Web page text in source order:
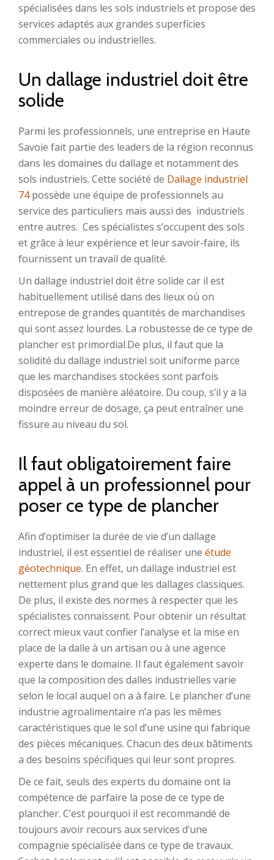
spécialisées dans les sols industriels et propose des
services adaptés aux grandes superficies
commerciales ou industrielles.
Un dallage industriel doit être
solide
Parmi les professionnels, une entreprise en Haute
Savoie fait partie des leaders de la région reconnus
dans les domaines du dallage et notamment des
sols industriels. Cette société de Dallage industriel
74possède une équipe de professionnels au
service des particuliers mais aussi des industriels
entre autres. Ces spécialistes s’occupent des sols
et grâce à leur expérience et leur savoir-faire, ils
fournissent un travail de qualité.
Un dallage industriel doit être solide car il est
habituellement utilisé dans des lieux où on
entrepose de grandes quantités de marchandises
qui sont assez lourdes. La robustesse de ce type de
plancher est primordial.De plus, il faut que la
solidité du dallage industriel soit uniforme parce
que les marchandises stockées sont parfois
disposées de manière aléatoire. Du coup, s’il y a la
moindre erreur de dosage, ça peut entraîner une
fissure au niveau du sol.
Il faut obligatoirement faire
appel à un professionnel pour
poser ce type de plancher
Afin d’optimiser la durée de vie d’un dallage
industriel, il est essentiel de réaliser une étude
géotechnique. En effet, un dallage industriel est
nettement plus grand que les dallages classiques.
De plus, il existe des normes à respecter que les
spécialistes connaissent. Pour obtenir un résultat
correct mieux vaut confier l’analyse et la mise en
place de la dalle à un artisan ou à une agence
experte dans le domaine. Il faut également savoir
que la composition des dalles industrielles varie
selon le local auquel on a à faire. Le plancher d’une
industrie agroalimentaire n’a pas les mêmes
caractéristiques que le sol d’une usine qui fabrique
des pièces mécaniques. Chacun des deux bâtiments
a des besoins spécifiques qui leur sont propres.
De ce fait, seuls des experts du domaine ont la
compétence de parfaire la pose de ce type de
plancher. C’est pourquoi il est recommandé de
toujours avoir recours aux services d’une
compagnie spécialisée dans ce type de travaux.